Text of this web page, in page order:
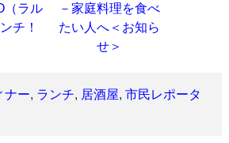
（ラル
チ！
－家庭料理を食べ
たい人へ＜お知ら
せ＞
ナー, ランチ, 居酒屋,市民レポータ